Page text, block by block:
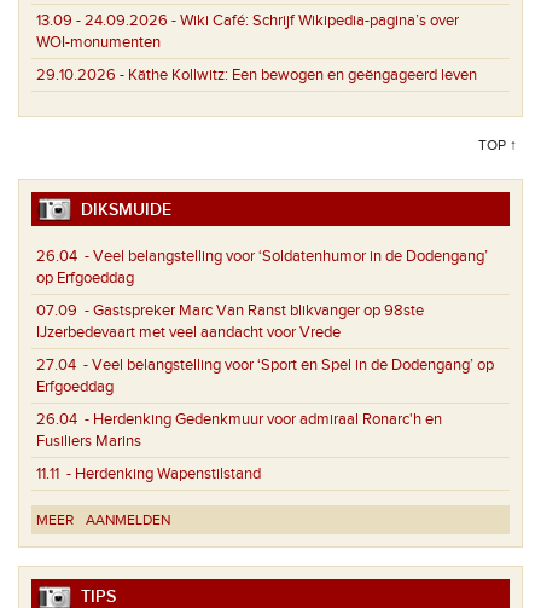
13.09 - 24.09.2026 -Wiki Café: Schrijf Wikipedia-pagina’s over
WOI-monumenten
29.10.2026 - Käthe Kollwitz: Een bewogen en geëngageerd leven
TOP ↑
DIKSMUIDE
26.04 - Veel belangstelling voor ‘Soldatenhumor in de Dodengang’
op Erfgoeddag
07.09 - Gastspreker Marc Van Ranst blikvanger op 98ste
IJzerbedevaart met veel aandacht voor Vrede
27.04 - Veel belangstelling voor ‘Sport en Spel in de Dodengang’ op
Erfgoeddag
26.04 - Herdenking Gedenkmuur voor admiraal Ronarc'h en
Fusiliers Marins
11.11 - Herdenking Wapenstilstand
MEER AANMELDEN
TIPS